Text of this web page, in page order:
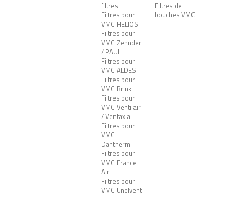
filtres
Filtres pour
VMC HELIOS
Filtres pour
VMC Zehnder
/ PAUL
Filtres pour
VMC ALDES
Filtres pour
VMC Brink
Filtres pour
VMC Ventilair
/ Ventaxia
Filtres pour
VMC
Dantherm
Filtres pour
VMC France
Air
Filtres pour
VMC Unelvent
Filtres de
bouches VMC